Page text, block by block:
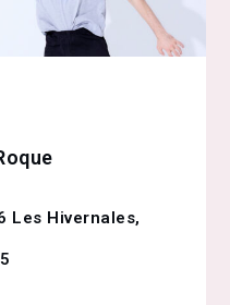
Les Hivernales,